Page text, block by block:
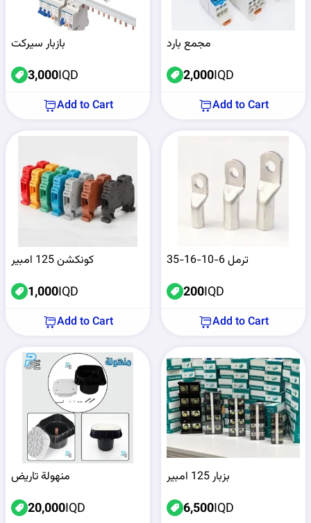
بازبار سيركت
3,000IQD
Add to Cart
مجمع بارد
2,000IQD
Add to Cart
كونكشن 125 امبير
1,000IQD
Add to Cart
ترمل 6-10-16-35
200IQD
Add to Cart
منهولة تاريض
20,000IQD
بزبار 125 امبير
6,500IQD